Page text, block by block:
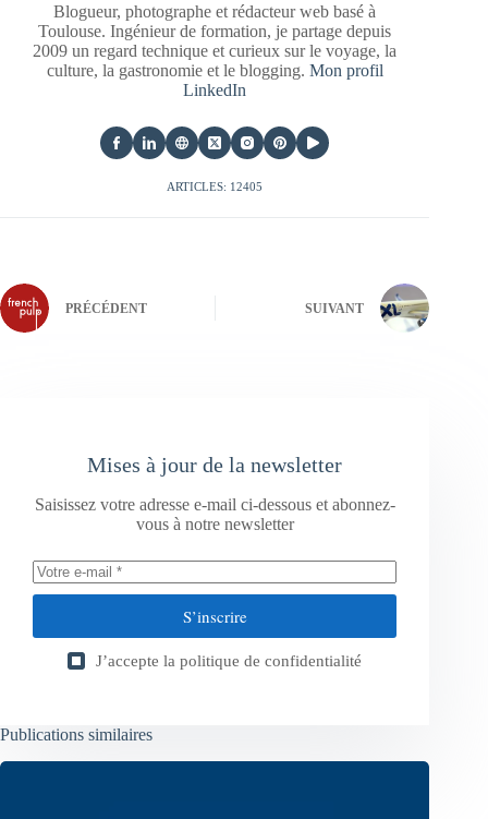
Blogueur, photographe et rédacteur web basé à
Toulouse. Ingénieur de formation, je partage depuis
2009 un regard technique et curieux sur le voyage, la
culture, la gastronomie et le blogging. Mon profil
LinkedIn
ARTICLES: 12405
PRÉCÉDENT SUIVANT
Mises à jour de la newsletter
Saisissez votre adresse e-mail ci-dessous et abonnez-
vous à notre newsletter
S’inscrire
J’accepte la politique de confidentialité
Publications similaires